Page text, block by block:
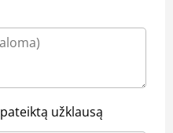
užklausą